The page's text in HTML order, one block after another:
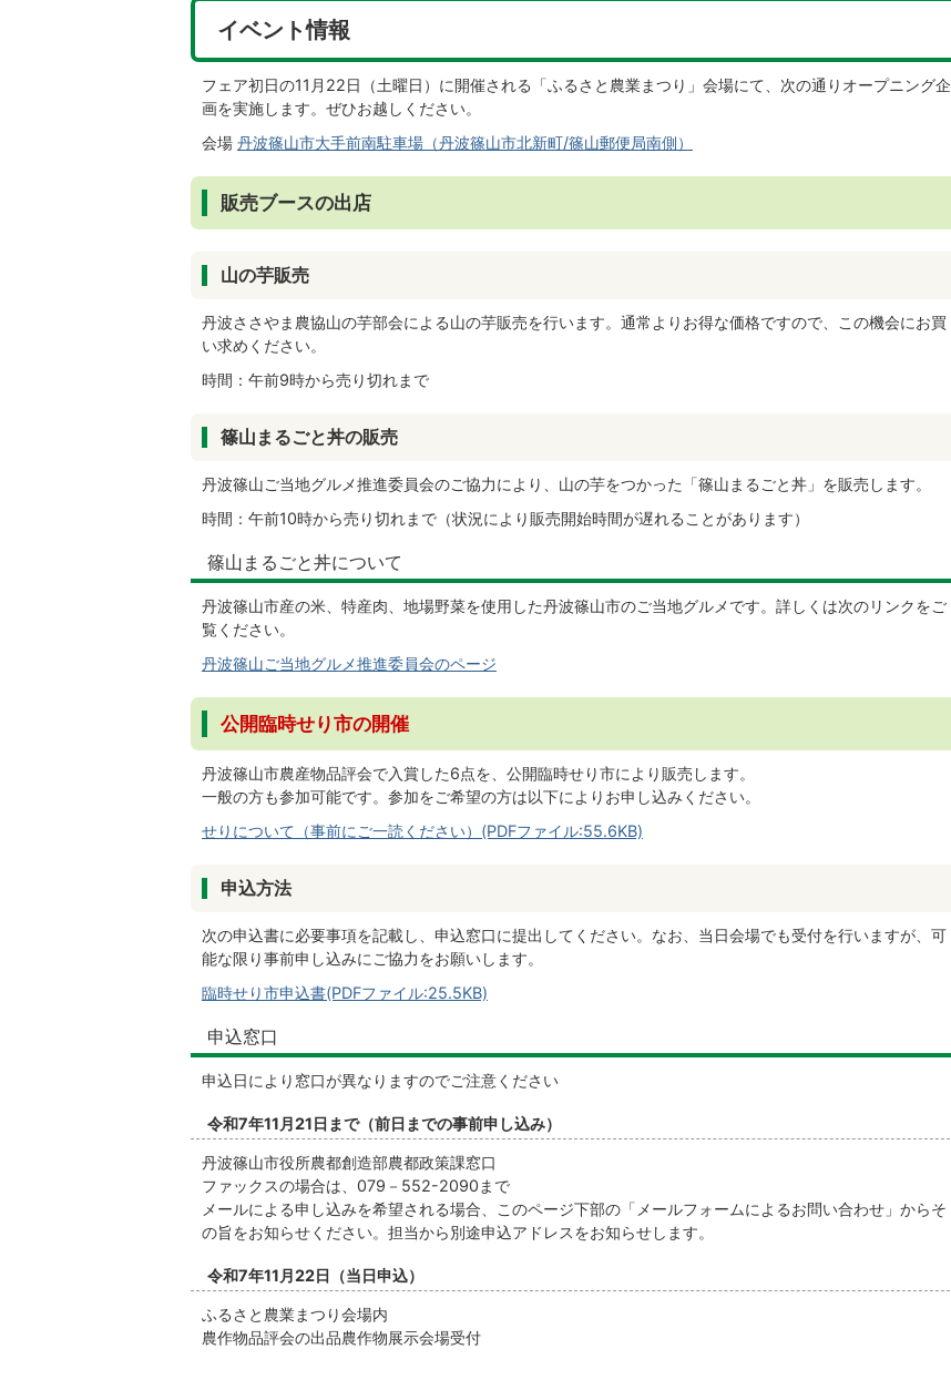
イベント情報
フェア初日の11月22日（土曜日）に開催される「ふるさと農業まつり」会場にて、次の通りオープニング企
画を実施します。ぜひお越しください。
会場 丹波篠山市大手前南駐車場（丹波篠山市北新町/篠山郵便局南側）
販売ブースの出店
山の芋販売
丹波ささやま農協山の芋部会による山の芋販売を行います。通常よりお得な価格ですので、この機会にお買
い求めください。
時間：午前9時から売り切れまで
篠山まるごと丼の販売
丹波篠山ご当地グルメ推進委員会のご協力により、山の芋をつかった「篠山まるごと丼」を販売します。
時間：午前10時から売り切れまで（状況により販売開始時間が遅れることがあります）
篠山まるごと丼について
丹波篠山市産の米、特産肉、地場野菜を使用した丹波篠山市のご当地グルメです。詳しくは次のリンクをご
覧ください。
丹波篠山ご当地グルメ推進委員会のページ
公開臨時せり市の開催
丹波篠山市農産物品評会で入賞した6点を、公開臨時せり市により販売します。
一般の方も参加可能です。参加をご希望の方は以下によりお申し込みください。
せりについて（事前にご一読ください）(PDFファイル:55.6KB)
申込方法
次の申込書に必要事項を記載し、申込窓口に提出してください。なお、当日会場でも受付を行いますが、可
能な限り事前申し込みにご協力をお願いします。
臨時せり市申込書(PDFファイル:25.5KB)
申込窓口
申込日により窓口が異なりますのでご注意ください
令和7年11月21日まで（前日までの事前申し込み）
丹波篠山市役所農都創造部農都政策課窓口
ファックスの場合は、079－552-2090まで
メールによる申し込みを希望される場合、このページ下部の「メールフォームによるお問い合わせ」からそ
の旨をお知らせください。担当から別途申込アドレスをお知らせします。
令和7年11月22日（当日申込）
ふるさと農業まつり会場内
農作物品評会の出品農作物展示会場受付